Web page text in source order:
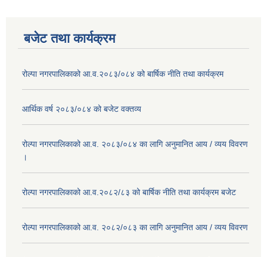
बजेट तथा कार्यक्रम
रोल्पा नगरपालिकाको आ.व.२०८३/०८४ को बार्षिक नीति तथा कार्यक्रम
आर्थिक वर्ष २०८३/०८४ को बजेट वक्तव्य
रोल्पा नगरपालिकाको आ.व. २०८३/०८४ का लागि अनुमानित आय / व्यय विवरण
।
रोल्पा नगरपालिकाको आ.व.२०८२/८३ को बार्षिक नीति तथा कार्यक्रम बजेट
रोल्पा नगरपालिकाको आ.व. २०८२/०८३ का लागि अनुमानित आय / व्यय विवरण